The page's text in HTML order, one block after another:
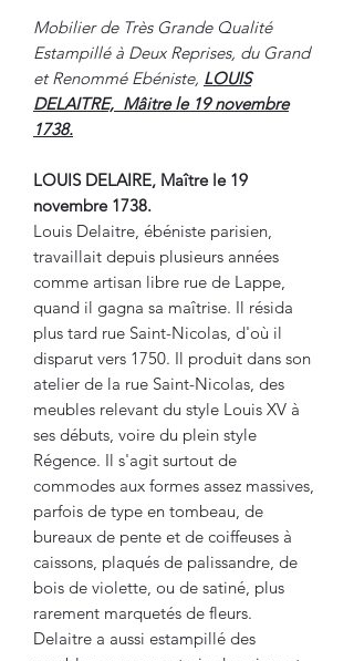
Mobilier de Très Grande Qualité
Estampillé à Deux Reprises, du Grand
et Renommé Ebéniste, LOUIS
DELAITRE, Mâitre le 19 novembre
1738.
LOUIS DELAIRE, Maître le 19
novembre 1738.
Louis Delaitre, ébéniste parisien,
travaillait depuis plusieurs années
comme artisan libre rue de Lappe,
quand il gagna sa maîtrise. Il résida
plus tard rue Saint-Nicolas, d'où il
disparut vers 1750. Il produit dans son
atelier de la rue Saint-Nicolas, des
meubles relevant du style Louis XV à
ses débuts, voire du plein style
Régence. Il s'agit surtout de
commodes aux formes assez massives,
parfois de type en tombeau, de
bureaux de pente et de coiffeuses à
caissons, plaqués de palissandre, de
bois de violette, ou de satiné, plus
rarement marquetés de fleurs.
Delaitre a aussi estampillé des